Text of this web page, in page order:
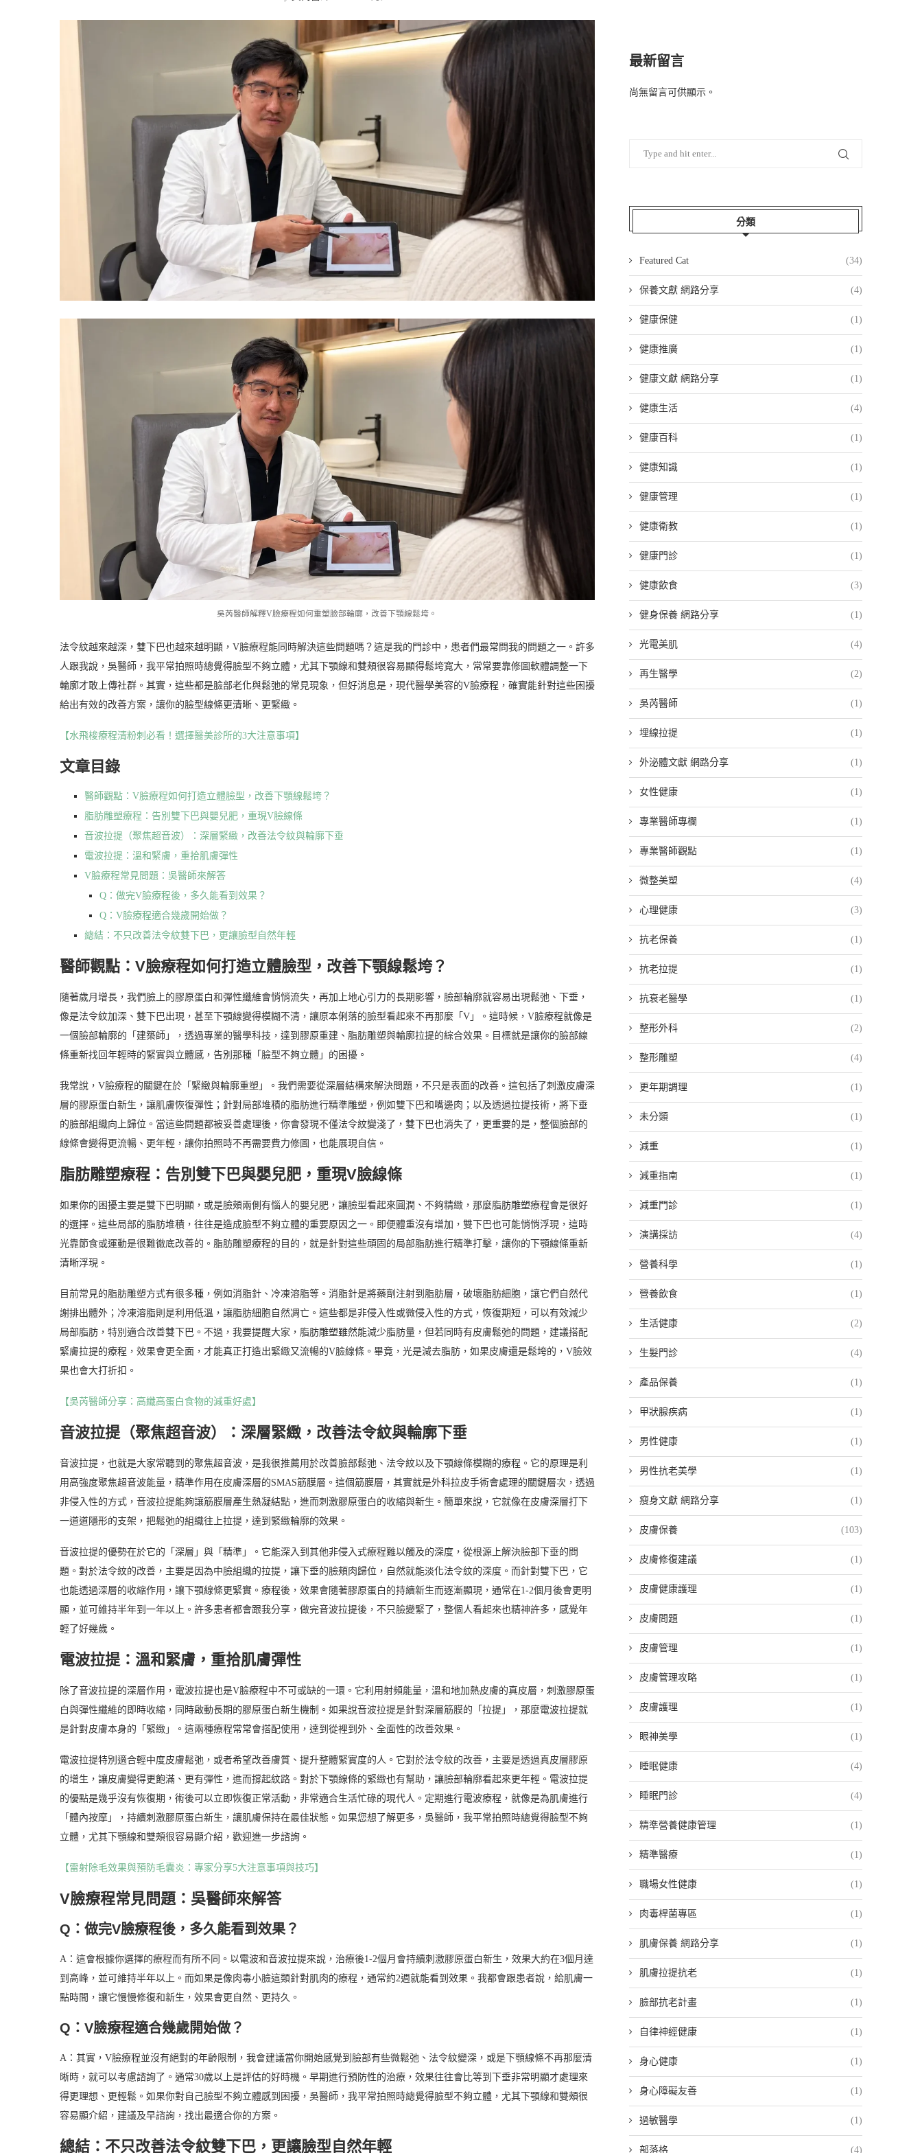
吳芮醫師解釋V臉療程如何重塑臉部輪廓，改善下顎線鬆垮。
法令紋越來越深，雙下巴也越來越明顯，V臉療程能同時解決這些問題嗎？這是我的門診中，患者們最常問我的問題之一。許多
人跟我說，吳醫師，我平常拍照時總覺得臉型不夠立體，尤其下顎線和雙頰很容易顯得鬆垮寬大，常常要靠修圖軟體調整一下
輪廓才敢上傳社群。其實，這些都是臉部老化與鬆弛的常見現象，但好消息是，現代醫學美容的V臉療程，確實能針對這些困擾
給出有效的改善方案，讓你的臉型線條更清晰、更緊緻。
【水飛梭療程清粉刺必看！選擇醫美診所的3大注意事項】
文章目錄
醫師觀點：V臉療程如何打造立體臉型，改善下顎線鬆垮？
脂肪雕塑療程：告別雙下巴與嬰兒肥，重現V臉線條
音波拉提（聚焦超音波）：深層緊緻，改善法令紋與輪廓下垂
電波拉提：溫和緊膚，重拾肌膚彈性
V臉療程常見問題：吳醫師來解答
Q：做完V臉療程後，多久能看到效果？
Q：V臉療程適合幾歲開始做？
總結：不只改善法令紋雙下巴，更讓臉型自然年輕
醫師觀點：V臉療程如何打造立體臉型，改善下顎線鬆垮？
隨著歲月增長，我們臉上的膠原蛋白和彈性纖維會悄悄流失，再加上地心引力的長期影響，臉部輪廓就容易出現鬆弛、下垂，
像是法令紋加深、雙下巴出現，甚至下顎線變得模糊不清，讓原本俐落的臉型看起來不再那麼「V」。這時候，V臉療程就像是
一個臉部輪廓的「建築師」，透過專業的醫學科技，達到膠原重建、脂肪雕塑與輪廓拉提的綜合效果。目標就是讓你的臉部線
條重新找回年輕時的緊實與立體感，告別那種「臉型不夠立體」的困擾。
我常說，V臉療程的關鍵在於「緊緻與輪廓重塑」。我們需要從深層結構來解決問題，不只是表面的改善。這包括了刺激皮膚深
層的膠原蛋白新生，讓肌膚恢復彈性；針對局部堆積的脂肪進行精準雕塑，例如雙下巴和嘴邊肉；以及透過拉提技術，將下垂
的臉部組織向上歸位。當這些問題都被妥善處理後，你會發現不僅法令紋變淺了，雙下巴也消失了，更重要的是，整個臉部的
線條會變得更流暢、更年輕，讓你拍照時不再需要費力修圖，也能展現自信。
脂肪雕塑療程：告別雙下巴與嬰兒肥，重現V臉線條
如果你的困擾主要是雙下巴明顯，或是臉頰兩側有惱人的嬰兒肥，讓臉型看起來圓潤、不夠精緻，那麼脂肪雕塑療程會是很好
的選擇。這些局部的脂肪堆積，往往是造成臉型不夠立體的重要原因之一。即便體重沒有增加，雙下巴也可能悄悄浮現，這時
光靠節食或運動是很難徹底改善的。脂肪雕塑療程的目的，就是針對這些頑固的局部脂肪進行精準打擊，讓你的下顎線條重新
清晰浮現。
目前常見的脂肪雕塑方式有很多種，例如消脂針、冷凍溶脂等。消脂針是將藥劑注射到脂肪層，破壞脂肪細胞，讓它們自然代
謝排出體外；冷凍溶脂則是利用低溫，讓脂肪細胞自然凋亡。這些都是非侵入性或微侵入性的方式，恢復期短，可以有效減少
局部脂肪，特別適合改善雙下巴。不過，我要提醒大家，脂肪雕塑雖然能減少脂肪量，但若同時有皮膚鬆弛的問題，建議搭配
緊膚拉提的療程，效果會更全面，才能真正打造出緊緻又流暢的V臉線條。畢竟，光是減去脂肪，如果皮膚還是鬆垮的，V臉效
果也會大打折扣。
【吳芮醫師分享：高纖高蛋白食物的減重好處】
音波拉提（聚焦超音波）：深層緊緻，改善法令紋與輪廓下垂
音波拉提，也就是大家常聽到的聚焦超音波，是我很推薦用於改善臉部鬆弛、法令紋以及下顎線條模糊的療程。它的原理是利
用高強度聚焦超音波能量，精準作用在皮膚深層的SMAS筋膜層。這個筋膜層，其實就是外科拉皮手術會處理的關鍵層次，透過
非侵入性的方式，音波拉提能夠讓筋膜層產生熱凝結點，進而刺激膠原蛋白的收縮與新生。簡單來說，它就像在皮膚深層打下
一道道隱形的支架，把鬆弛的組織往上拉提，達到緊緻輪廓的效果。
音波拉提的優勢在於它的「深層」與「精準」。它能深入到其他非侵入式療程難以觸及的深度，從根源上解決臉部下垂的問
題。對於法令紋的改善，主要是因為中臉組織的拉提，讓下垂的臉頰肉歸位，自然就能淡化法令紋的深度。而針對雙下巴，它
也能透過深層的收縮作用，讓下顎線條更緊實。療程後，效果會隨著膠原蛋白的持續新生而逐漸顯現，通常在1-2個月後會更明
顯，並可維持半年到一年以上。許多患者都會跟我分享，做完音波拉提後，不只臉變緊了，整個人看起來也精神許多，感覺年
輕了好幾歲。
電波拉提：溫和緊膚，重拾肌膚彈性
除了音波拉提的深層作用，電波拉提也是V臉療程中不可或缺的一環。它利用射頻能量，溫和地加熱皮膚的真皮層，刺激膠原蛋
白與彈性纖維的即時收縮，同時啟動長期的膠原蛋白新生機制。如果說音波拉提是針對深層筋膜的「拉提」，那麼電波拉提就
是針對皮膚本身的「緊緻」。這兩種療程常常會搭配使用，達到從裡到外、全面性的改善效果。
電波拉提特別適合輕中度皮膚鬆弛，或者希望改善膚質、提升整體緊實度的人。它對於法令紋的改善，主要是透過真皮層膠原
的增生，讓皮膚變得更飽滿、更有彈性，進而撐起紋路。對於下顎線條的緊緻也有幫助，讓臉部輪廓看起來更年輕。電波拉提
的優點是幾乎沒有恢復期，術後可以立即恢復正常活動，非常適合生活忙碌的現代人。定期進行電波療程，就像是為肌膚進行
「體內按摩」，持續刺激膠原蛋白新生，讓肌膚保持在最佳狀態。如果您想了解更多，吳醫師，我平常拍照時總覺得臉型不夠
立體，尤其下顎線和雙頰很容易顯介紹，歡迎進一步諮詢。
【雷射除毛效果與預防毛囊炎：專家分享5大注意事項與技巧】
V臉療程常見問題：吳醫師來解答
Q：做完V臉療程後，多久能看到效果？
A：這會根據你選擇的療程而有所不同。以電波和音波拉提來說，治療後1-2個月會持續刺激膠原蛋白新生，效果大約在3個月達
到高峰，並可維持半年以上。而如果是像肉毒小臉這類針對肌肉的療程，通常約2週就能看到效果。我都會跟患者說，給肌膚一
點時間，讓它慢慢修復和新生，效果會更自然、更持久。
Q：V臉療程適合幾歲開始做？
A：其實，V臉療程並沒有絕對的年齡限制，我會建議當你開始感覺到臉部有些微鬆弛、法令紋變深，或是下顎線條不再那麼清
晰時，就可以考慮諮詢了。通常30歲以上是評估的好時機。早期進行預防性的治療，效果往往會比等到下垂非常明顯才處理來
得更理想、更輕鬆。如果你對自己臉型不夠立體感到困擾，吳醫師，我平常拍照時總覺得臉型不夠立體，尤其下顎線和雙頰很
容易顯介紹，建議及早諮詢，找出最適合你的方案。
總結：不只改善法令紋雙下巴，更讓臉型自然年輕
最新留言
尚無留言可供顯示。
分類
Featured Cat (34)
保養文獻 網路分享 (4)
健康保健 (1)
健康推廣 (1)
健康文獻 網路分享 (1)
健康生活 (4)
健康百科 (1)
健康知識 (1)
健康管理 (1)
健康衛教 (1)
健康門診 (1)
健康飲食 (3)
健身保養 網路分享 (1)
光電美肌 (4)
再生醫學 (2)
吳芮醫師 (1)
埋線拉提 (1)
外泌體文獻 網路分享 (1)
女性健康 (1)
專業醫師專欄 (1)
專業醫師觀點 (1)
微整美塑 (4)
心理健康 (3)
抗老保養 (1)
抗老拉提 (1)
抗衰老醫學 (1)
整形外科 (2)
整形雕塑 (4)
更年期調理 (1)
未分類 (1)
減重 (1)
減重指南 (1)
減重門診 (1)
演講採訪 (4)
營養科學 (1)
營養飲食 (1)
生活健康 (2)
生髮門診 (4)
產品保養 (1)
甲狀腺疾病 (1)
男性健康 (1)
男性抗老美學 (1)
瘦身文獻 網路分享 (1)
皮膚保養 (103)
皮膚修復建議 (1)
皮膚健康護理 (1)
皮膚問題 (1)
皮膚管理 (1)
皮膚管理攻略 (1)
皮膚護理 (1)
眼神美學 (1)
睡眠健康 (4)
睡眠門診 (4)
精準營養健康管理 (1)
精準醫療 (1)
職場女性健康 (1)
肉毒桿菌專區 (1)
肌膚保養 網路分享 (1)
肌膚拉提抗老 (1)
臉部抗老計畫 (1)
自律神經健康 (1)
身心健康 (1)
身心障礙友善 (1)
過敏醫學 (1)
部落格 (4)